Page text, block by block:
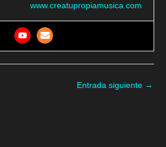
www.creatupropiamusica.com
Entrada siguiente →